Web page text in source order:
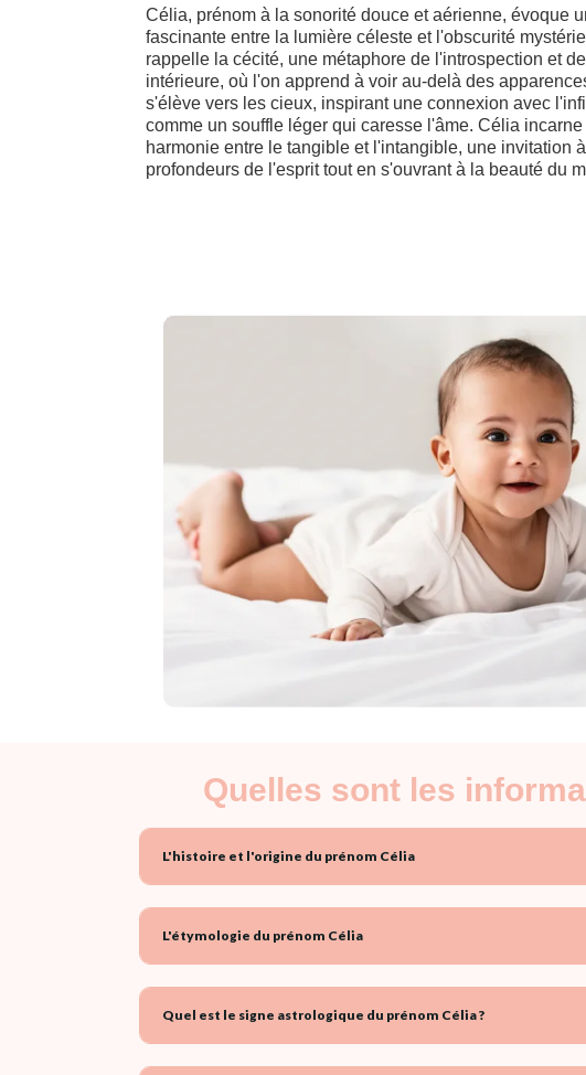
Célia, prénom à la sonorité douce et aérienne, évoque
fascinante entre la lumière céleste et l'obscurité
rappelle la cécité, une métaphore de l'introspection et
intérieure, où l'on apprend à voir au-delà des
s'élève vers les cieux, inspirant une connexion avec
comme un souffle léger qui caresse l'âme. Célia
harmonie entre le tangible et l'intangible, une invitation
profondeurs de l'esprit tout en s'ouvrant à la beauté du
Quelles sont les
L'histoire et l'origine du prénom Célia
L'étymologie du prénom Célia
Quel est le signe astrologique du prénom Célia ?